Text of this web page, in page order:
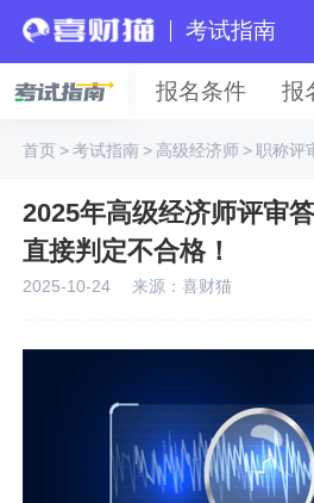
考试指南
报名条件 报
首页>考试指南> 高级经济师>职称评
2025年高级经济师评审
直接判定不合格！
2025-10-24 来源：喜财猫